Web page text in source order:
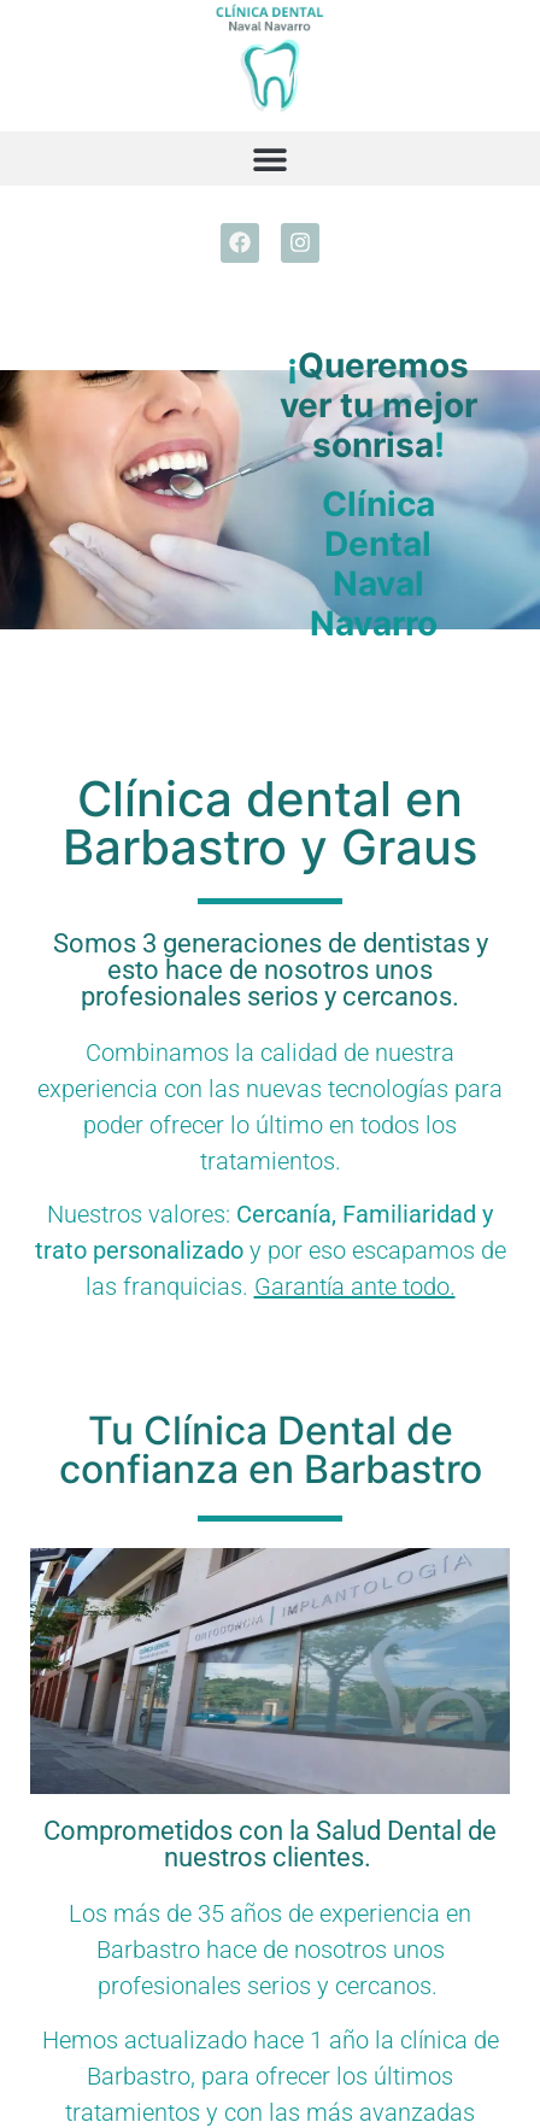
¡Queremos
ver tu mejor
sonrisa!
Clínica
Dental
Naval
Navarro
Clínica dental en
Barbastro y Graus
Somos 3 generaciones de dentistas y
esto hace de nosotros unos
profesionales serios y cercanos.
Combinamos la calidad de nuestra
experiencia con las nuevas tecnologías para
poder ofrecer lo último en todos los
tratamientos.
Nuestros valores: Cercanía, Familiaridad y
trato personalizadoy por eso escapamos de
las franquicias. Garantía ante todo.
Tu Clínica Dental de
confianza en Barbastro
Comprometidos con la Salud Dental de
nuestros clientes.
Los más de 35 años de experiencia en
Barbastro hace de nosotros unos
profesionales serios y cercanos.
Hemos actualizado hace 1 año la clínica de
Barbastro, para ofrecer los últimos
tratamientos y con las más avanzadas